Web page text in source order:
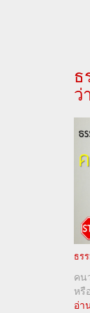
ธ
ว่
ธร
คน
หรื
อ่า